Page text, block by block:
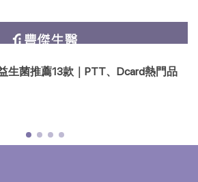
生菌推薦13款｜PTT、Dcard熱門品